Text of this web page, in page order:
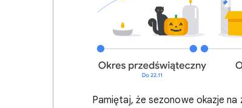
Pamiętaj, że sezonowe okazje